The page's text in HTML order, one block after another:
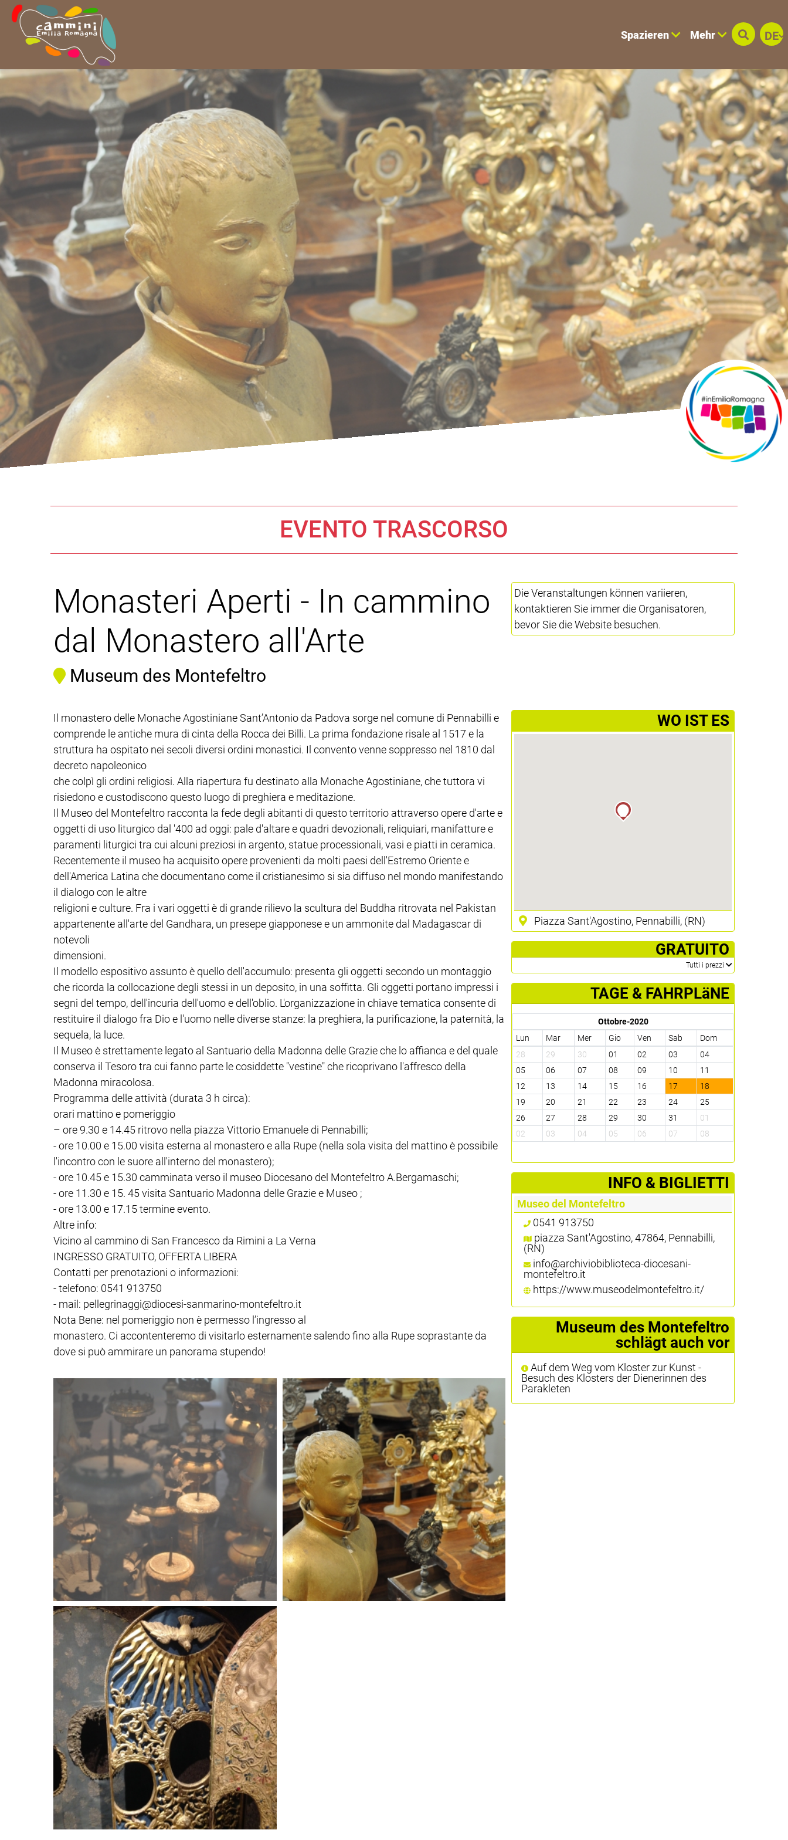
Spazieren Mehr DE
EVENTO TRASCORSO
Monasteri Aperti - In cammino
dal Monastero all'Arte
Museum des Montefeltro
Die Veranstaltungen können variieren,
kontaktieren Sie immer die Organisatoren,
bevor Sie die Website besuchen.
Il monastero delle Monache Agostiniane Sant’Antonio da Padova sorge nel comune di Pennabilli e
comprende le antiche mura di cinta della Rocca dei Billi. La prima fondazione risale al 1517 e la
struttura ha ospitato nei secoli diversi ordini monastici. Il convento venne soppresso nel 1810 dal
decreto napoleonico
che colpì gli ordini religiosi. Alla riapertura fu destinato alla Monache Agostiniane, che tuttora vi
risiedono e custodiscono questo luogo di preghiera e meditazione.
Il Museo del Montefeltro racconta la fede degli abitanti di questo territorio attraverso opere d'arte e
oggetti di uso liturgico dal '400 ad oggi: pale d'altare e quadri devozionali, reliquiari, manifatture e
paramenti liturgici tra cui alcuni preziosi in argento, statue processionali, vasi e piatti in ceramica.
Recentemente il museo ha acquisito opere provenienti da molti paesi dell'Estremo Oriente e
dell'America Latina che documentano come il cristianesimo si sia diffuso nel mondo manifestando
il dialogo con le altre
religioni e culture. Fra i vari oggetti è di grande rilievo la scultura del Buddha ritrovata nel Pakistan
appartenente all'arte del Gandhara, un presepe giapponese e un ammonite dal Madagascar di
notevoli
dimensioni.
Il modello espositivo assunto è quello dell'accumulo: presenta gli oggetti secondo un montaggio
che ricorda la collocazione degli stessi in un deposito, in una soffitta. Gli oggetti portano impressi i
segni del tempo, dell'incuria dell'uomo e dell'oblio. L'organizzazione in chiave tematica consente di
restituire il dialogo fra Dio e l'uomo nelle diverse stanze: la preghiera, la purificazione, la paternità, la
sequela, la luce.
Il Museo è strettamente legato al Santuario della Madonna delle Grazie che lo affianca e del quale
conserva il Tesoro tra cui fanno parte le cosiddette "vestine" che ricoprivano l'affresco della
Madonna miracolosa.
Programma delle attività (durata 3 h circa):
orari mattino e pomeriggio
– ore 9.30 e 14.45 ritrovo nella piazza Vittorio Emanuele di Pennabilli;
- ore 10.00 e 15.00 visita esterna al monastero e alla Rupe (nella sola visita del mattino è possibile
l'incontro con le suore all'interno del monastero);
- ore 10.45 e 15.30 camminata verso il museo Diocesano del Montefeltro A.Bergamaschi;
- ore 11.30 e 15. 45 visita Santuario Madonna delle Grazie e Museo ;
- ore 13.00 e 17.15 termine evento.
Altre info:
Vicino al cammino di San Francesco da Rimini a La Verna
INGRESSO GRATUITO, OFFERTA LIBERA
Contatti per prenotazioni o informazioni:
- telefono: 0541 913750
- mail: pellegrinaggi@diocesi-sanmarino-montefeltro.it
Nota Bene: nel pomeriggio non è permesso l’ingresso al
monastero. Ci accontenteremo di visitarlo esternamente salendo fino alla Rupe soprastante da
dove si può ammirare un panorama stupendo!
­WO IST ES
Piazza Sant'Agostino, Pennabilli, (RN)
­ GRATUITO
­Tutti i prezzi
TAGE & FAHRPLäNE
Ottobre-2020
Lun
Mar Mer Gio Ven Sab
Dom
28
29 30 01 02 03
04
05
06 07 08 09 10
11
12
13 14 15 16 17
18
19
20 21 22 23 24
25
26
27 28 29 30 31
01
02
03 04 05 06 07 08
­INFO & BIGLIETTI
Museo del Montefeltro
0541 913750
piazza Sant'Agostino, 47864, Pennabilli,
(RN)
info@archiviobiblioteca-diocesani-
montefeltro.it
https://www.museodelmontefeltro.it/
Museum des Montefeltro
schlägt auch vor
Auf dem Weg vom Kloster zur Kunst -
Besuch des Klosters der Dienerinnen des
Parakleten